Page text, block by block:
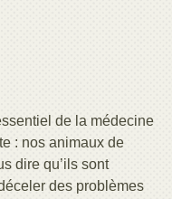
de la médecine
: nos animaux de
dire qu’ils sont
des problèmes